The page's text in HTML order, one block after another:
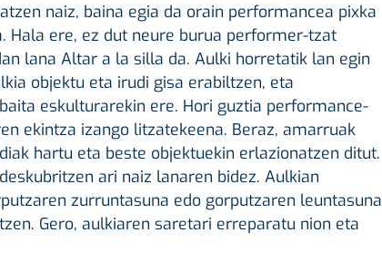
naiz, baina egia da orain performancea pixka
Hala ere, ez dut neure burua performer-tzat
lana Altar a la silla da. Aulki horretatik lan egin
objektu eta irudi gisa erabiltzen, eta
eskulturarekin ere. Hori guztia performance-
ekintza izango litzatekeena. Beraz, amarruak
hartu eta beste objektuekin erlazionatzen ditut.
ari naiz lanaren bidez. Aulkian
zurruntasuna edo gorputzaren leuntasuna
Gero, aulkiaren saretari erreparatu nion eta